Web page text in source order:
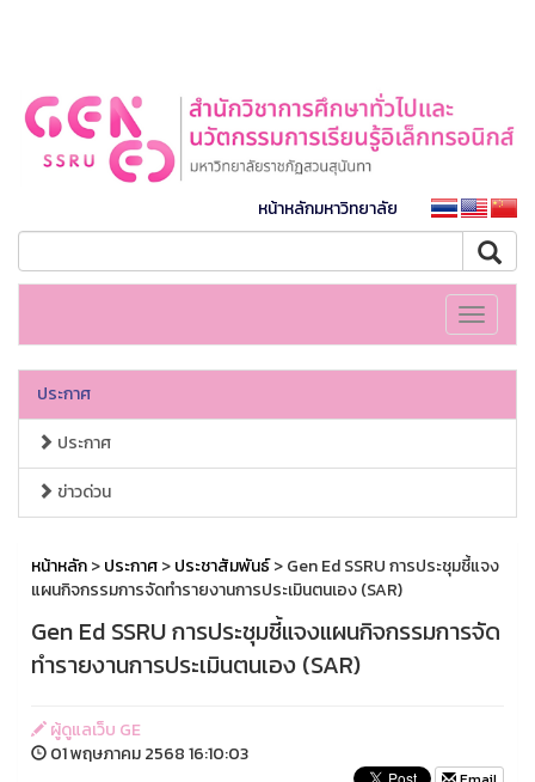
หน้าหลักมหาวิทยาลัย
Toggle
ประกาศ
ประกาศ
ข่าวด่วน
หน้าหลัก>ประกาศ>ประชาสัมพันธ์> Gen Ed SSRU การประชุมชี้แจง
แผนกิจกรรมการจัดทำรายงานการประเมินตนเอง (SAR)
Gen Ed SSRU การประชุมชี้แจงแผนกิจกรรมการจัด
ทำรายงานการประเมินตนเอง (SAR)
ผู้ดูแลเว็บ GE
01 พฤษภาคม 2568 16:10:03